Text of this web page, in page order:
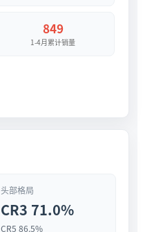
849
1-4月累计销量
头部格局
CR3 71.0%
CR5 86.5%